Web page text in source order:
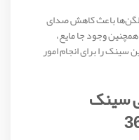
باعث کاهش صدای
وجود جا مایع،
سینک را برای انجام امور
سینک